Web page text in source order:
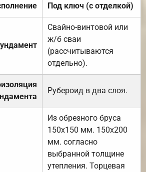
Под ключ (с отделкой)
Свайно-винтовой или
ж/б сваи
(рассчитываются
отдельно).
Рубероид в два слоя.
Из обрезного бруса
150х150 мм. 150х200
мм. согласно
выбранной толщине
утепления. Торцевая